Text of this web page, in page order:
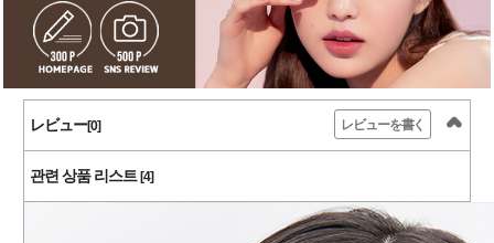
レビュー[0] レビューを書く
관련 상품 리스트[4]